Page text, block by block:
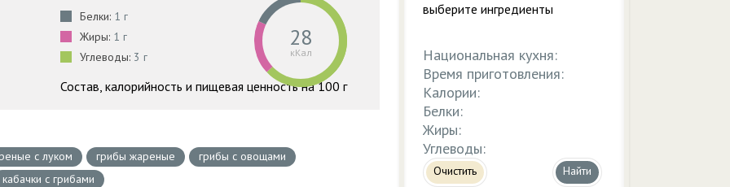
Белки: 1 г
Жиры: 1 г
Углеводы: 3 г
28
кКал
Состав, калорийность и пищевая ценность на 100 г
с луком грибы жареные
грибы с овощами
кабачки с грибами
выберите ингредиенты
Национальная кухня:
Время приготовления:
Калории:
Белки:
Жиры:
Углеводы:
Очистить